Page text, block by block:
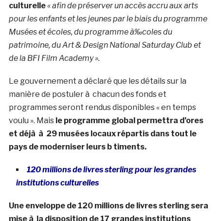
culturelle« afin de préserver un accès accru aux arts
pour les enfants et les jeunes par le biais du programme
Musées et écoles, du programme à‰coles du
patrimoine, du Art & Design National Saturday Club et
de la BFI Film Academy ».
Le gouvernement a déclaré que les détails sur la
manière de postuler à chacun des fonds et
programmes seront rendus disponibles « en temps
voulu ». Maisle programme global permettra d’ores
et déjà à 29 musées locaux répartis dans tout le
pays de moderniser leurs b timents.
120 millions de livres sterling pour les grandes
institutions culturelles
Une enveloppe de 120 millions de livres sterling sera
mise à la disposition de 17 grandes institutions